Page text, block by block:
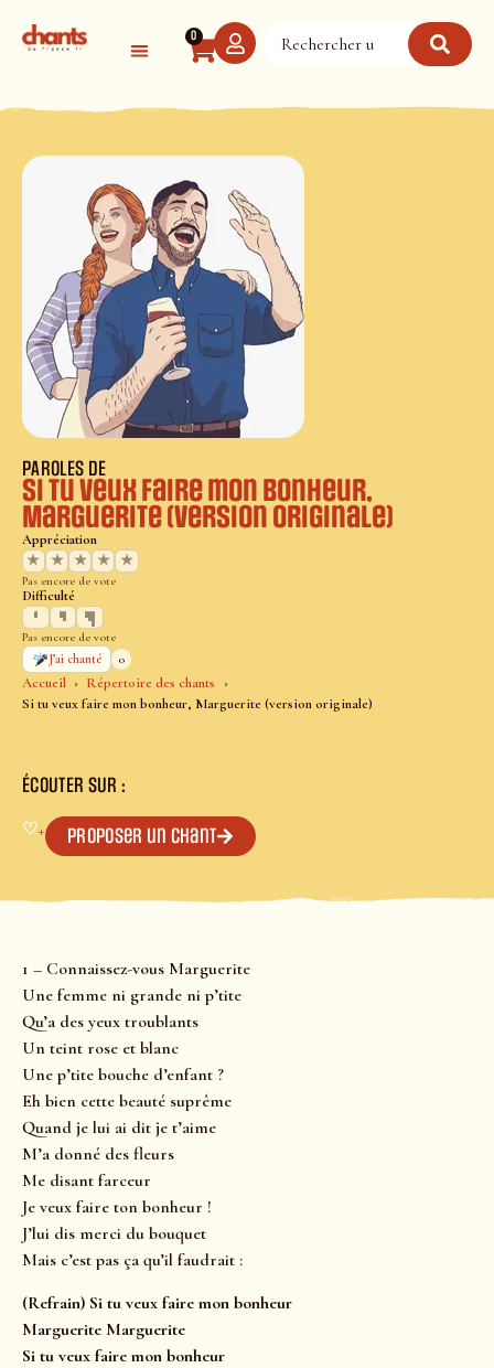
0
Accueil
Répertoire des chants
Si tu veux faire mon bonheur, Marguerite (version originale)
PAROLES DE
Si tu veux faire mon bonheur,
Marguerite (version originale)
Appréciation
★
★ ★ ★ ★
Pas encore de vote
Difficulté
Pas encore de vote
J’ai chanté
0
ÉCOUTER SUR :
♡+ Proposer un chant
1 – Connaissez-vous Marguerite
Une femme ni grande ni p’tite
Qu’a des yeux troublants
Un teint rose et blanc
Une p’tite bouche d’enfant ?
Eh bien cette beauté suprême
Quand je lui ai dit je t’aime
M’a donné des fleurs
Me disant farceur
Je veux faire ton bonheur !
J’lui dis merci du bouquet
Mais c’est pas ça qu’il faudrait :
(Refrain) Si tu veux faire mon bonheur
Marguerite Marguerite
Si tu veux faire mon bonheur